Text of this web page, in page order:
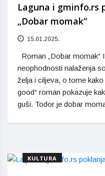
Laguna i gminfo.rs
„Dobar momak“
15.01.2025.
Roman „Dobar momak“
neophodnosti nalaženja
želja i ciljeva, o tome
good“ roman pokazuje
guši. Todor je dobar
KULTURA